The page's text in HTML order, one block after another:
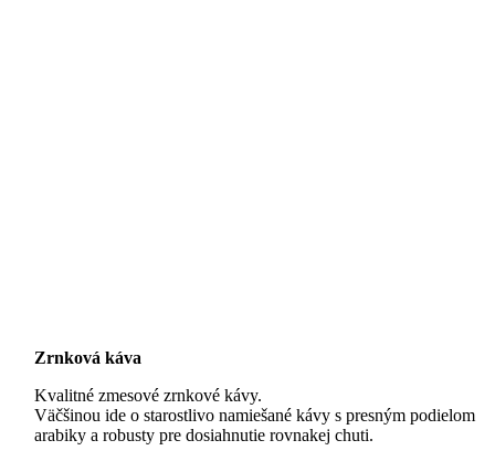
Zrnková káva
Kvalitné zmesové zrnkové kávy.
Väčšinou ide o starostlivo namiešané kávy s presným podielom
arabiky a robusty pre dosiahnutie rovnakej chuti.